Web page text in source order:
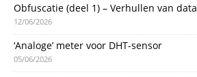
Obfuscatie (deel 1) – Verhullen van data
12/06/2026
‘Analoge’ meter voor DHT-sensor
05/06/2026